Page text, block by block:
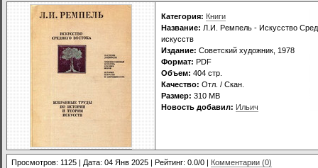
Категория: Книги
Название: Л.И. Ремпель - Искусство
искусств
Издание: Советский художник, 1978
Формат: PDF
Объем: 404 стр.
Качество: Отл. / Скан.
Размер: 310 МВ
Новость добавил: Ильич
Просмотров: 1125 | Дата: 04 Янв 2025 | Рейтинг: 0.0/0 | Комментарии (0)